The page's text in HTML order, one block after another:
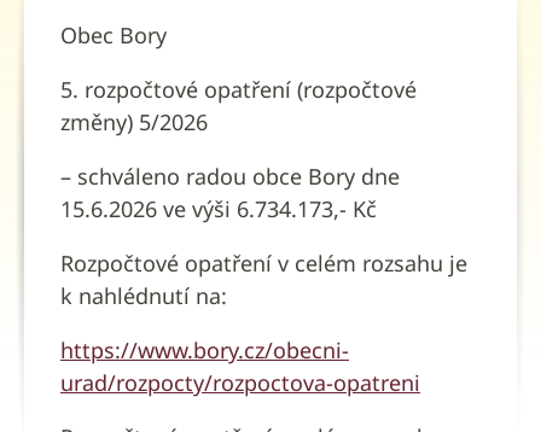
Obec Bory
5. rozpočtové opatření (rozpočtové
změny) 5/2026
– schváleno radou obce Bory dne
15.6.2026 ve výši 6.734.173,- Kč
Rozpočtové opatření v celém rozsahu je
k nahlédnutí na:
https://www.bory.cz/obecni-
urad/rozpocty/rozpoctova-opatreni